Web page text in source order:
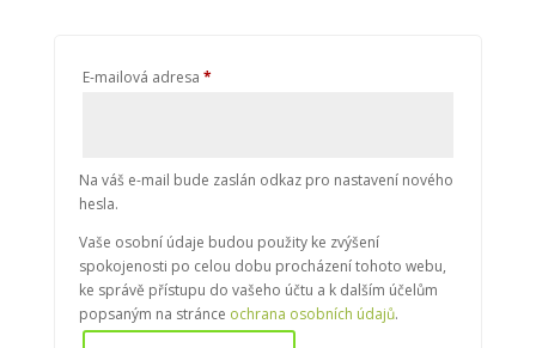
E-mailová adresa *Povinné
Na váš e-mail bude zaslán odkaz pro nastavení nového
hesla.
Vaše osobní údaje budou použity ke zvýšení
spokojenosti po celou dobu procházení tohoto webu,
ke správě přístupu do vašeho účtu a k dalším účelům
popsaným na stránce ochrana osobních údajů.